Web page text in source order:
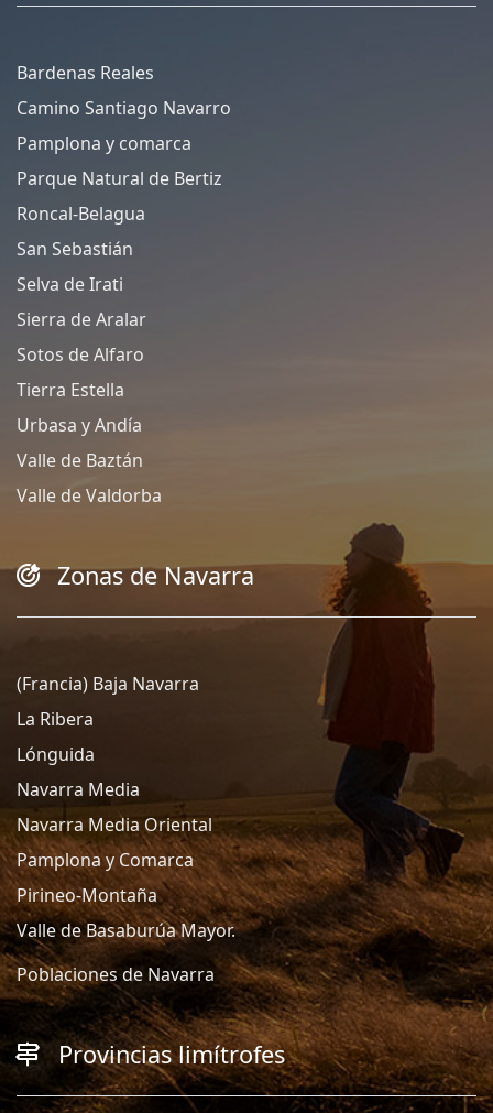
Bardenas Reales
Camino Santiago Navarro
Pamplona y comarca
Parque Natural de Bertiz
Roncal-Belagua
San Sebastián
Selva de Irati
Sierra de Aralar
Sotos de Alfaro
Tierra Estella
Urbasa y Andía
Valle de Baztán
Valle de Valdorba
Zonas de Navarra
(Francia) Baja Navarra
La Ribera
Lónguida
Navarra Media
Navarra Media Oriental
Pamplona y Comarca
Pirineo-Montaña
Valle de Basaburúa Mayor.
Poblaciones de Navarra
Provincias limítrofes